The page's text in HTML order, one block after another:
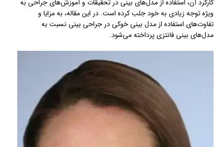
کارکرد آن، استفاده از مدل‌های بینی در تحقیقات و آموزش‌های جراحی به
ویژه توجه زیادی به خود جلب کرده است. در این مقاله، به مزایا و
تفاوت‌های استفاده از مدل بینی خوکی در جراحی بینی نسبت به
مدل‌های بینی فانتزی پرداخته می‌شود.